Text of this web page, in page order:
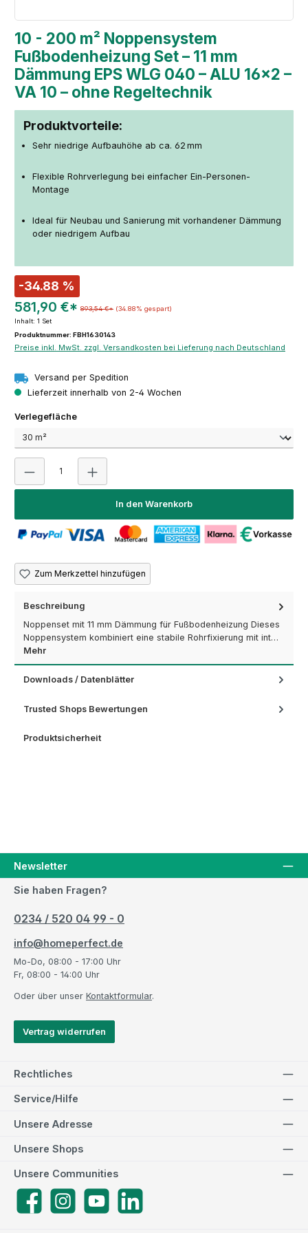
10 - 200 m² Noppensystem
Fußbodenheizung Set – 11 mm
Dämmung EPS WLG 040 – ALU 16×2 –
VA 10 – ohne Regeltechnik
Produktvorteile:
Sehr niedrige Aufbauhöhe ab ca. 62 mm
Flexible Rohrverlegung bei einfacher Ein-Personen-
Montage
Ideal für Neubau und Sanierung mit vorhandener Dämmung
oder niedrigem Aufbau
-34.88 %
581,90 €* 893,54 €* (34.88% gespart)
Inhalt: 1 Set
Produktnummer: FBH1630143
Preise inkl. MwSt. zzgl. Versandkosten bei Lieferung nach Deutschland
Versand per Spedition
Lieferzeit innerhalb von 2-4 Wochen
Verlegeflächeauswählen
Produkt Anzahl: Gib den gewünschten Wert ein
In den Warenkorb
Zum Merkzettel hinzufügen
Beschreibung
Noppenset mit 11 mm Dämmung für Fußbodenheizung Dieses
Noppensystem kombiniert eine stabile Rohrfixierung mit int…
Mehr
Downloads / Datenblätter
Trusted Shops Bewertungen
Produktsicherheit
Newsletter
Sie haben Fragen?
0234 / 520 04 99 - 0
info@homeperfect.de
Mo-Do, 08:00 - 17:00 Uhr
Fr, 08:00 - 14:00 Uhr
Oder über unser Kontaktformular.
Vertrag widerrufen
Rechtliches
Service/Hilfe
Unsere Adresse
Unsere Communities
FacebookInstagramYouTube
Unsere Shops